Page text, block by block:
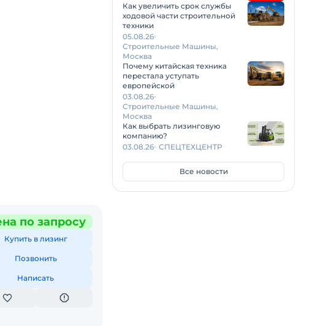
по запросу
Купить в лизинг
Позвонить
Написать
Как увеличить срок службы
ходовой части строительной
техники
05.08.26
Строительные Машины,
Москва
Почему китайская техника
перестала уступать
европейской
03.08.26
Строительные Машины,
Москва
Как выбрать лизинговую
компанию?
03.08.26 СПЕЦТЕХЦЕНТР
Все новости